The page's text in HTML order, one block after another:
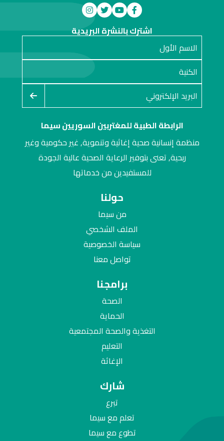
الرابطة الطبية للمغتربين السوريين سيما
منظمة إنسانية صحية إغاثية وتنموية, غير حكومية وغير
ربحية, تعنى بتوفير الرعاية الصحية عالية الجودة
للمستفيدين من خدماتها
اشترك بالنشرة البريدية
حولنا
من سيما
الملف الشخصي
سياسة الخصوصية
تواصل معنا
برامجنا
الصحة
الحماية
التغذية والصحة المجتمعية
التعليم
الإغاثة
شارك
تبرع
تعلم مع سيما
تطوع مع سيما